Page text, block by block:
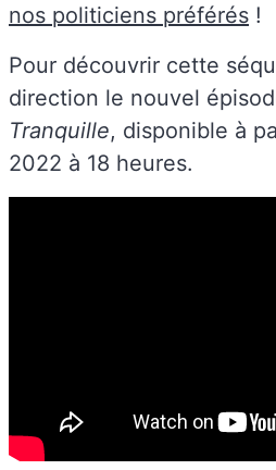
nos politiciens préférés !
Pour découvrir cette
direction le nouvel
Tranquille, disponible à
2022 à 18 heures.